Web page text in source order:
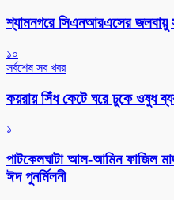
শ্যামনগরে সিএনআরএসের জলবায়ু
১০
সর্বশেষ সব খবর
কয়রায় সিঁধ কেটে ঘরে ঢুকে ওষুধ
১
পাটকেলঘাটা আল-আমিন ফাজিল
ঈদ পুনর্মিলনী